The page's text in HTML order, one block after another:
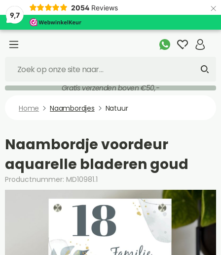
9,7
2054 Reviews ×
Gratis verzenden boven €50,-
Home Naambordjes Natuur
Naambordje voordeur
aquarelle bladeren goud
Productnummer: MD10981.1